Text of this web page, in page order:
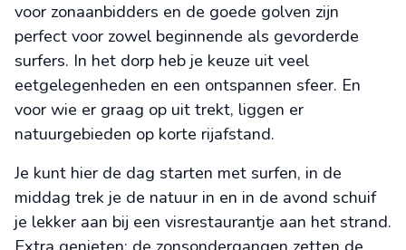
voor zonaanbidders en de goede golven zijn
perfect voor zowel beginnende als gevorderde
surfers. In het dorp heb je keuze uit veel
eetgelegenheden en een ontspannen sfeer. En
voor wie er graag op uit trekt, liggen er
natuurgebieden op korte rijafstand.
Je kunt hier de dag starten met surfen, in de
middag trek je de natuur in en in de avond schuif
je lekker aan bij een visrestaurantje aan het strand.